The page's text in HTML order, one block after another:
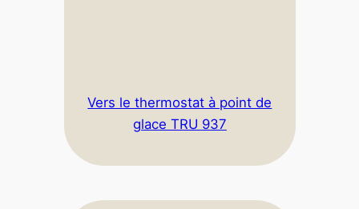
Vers le thermostat à point de
glace TRU 937